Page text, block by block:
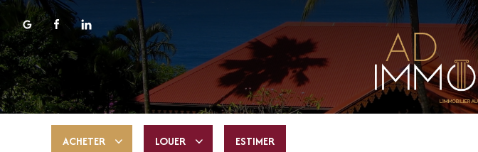
ACHETER LOUER ESTIMER